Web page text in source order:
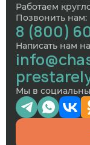
Работаем
Позвонить нам:
8 (800)
Написать нам
Мы в